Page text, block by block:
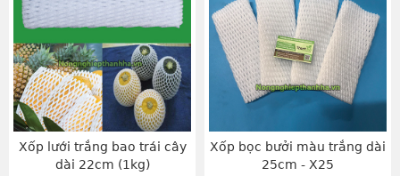
Xốp lưới trắng bao trái cây
dài 22cm (1kg)
Xốp bọc bưởi màu trắng dài
25cm - X25